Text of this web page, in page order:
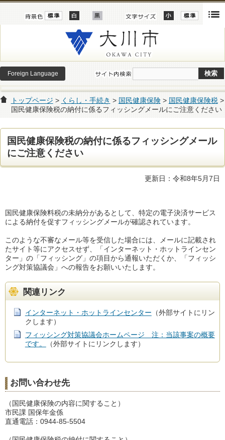
Foreign Language
トップページ > くらし・手続き > 国民健康保険> 国民健康保険税>
国民健康保険税の納付に係るフィッシングメールにご注意ください
国民健康保険税の納付に係るフィッシングメール
にご注意ください
更新日：令和8年5月7日
国民健康保険料税の未納分があるとして、特定の電子決済サービス
による納付を促すフィッシングメールが確認されています。
このような不審なメール等を受信した場合には、メールに記載され
たサイト等にアクセスせず、「インターネット・ホットラインセン
ター」の「フィッシング」の項目から通報いただくか、「フィッシ
ング対策協議会」への報告をお願いいたします。
関連リンク
インターネット・ホットラインセンター （外部サイトにリン
クします）
フィッシング対策協議会ホームページ 注：当該事案の概要
です。
（外部サイトにリンクします）
お問い合わせ先
（国民健康保険の内容に関すること）
市民課 国保年金係
直通電話：0944-85-5504